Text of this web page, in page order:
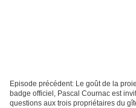
Episode précédent: Le goût de la
badge officiel, Pascal Cournac est
questions aux trois propriétaires du